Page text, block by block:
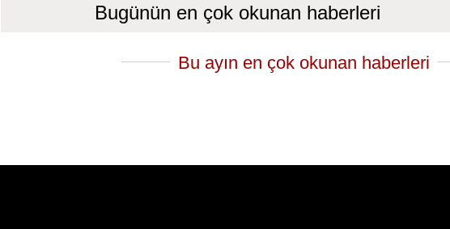
Bugünün en çok okunan haberleri
Bu ayın en çok okunan haberleri